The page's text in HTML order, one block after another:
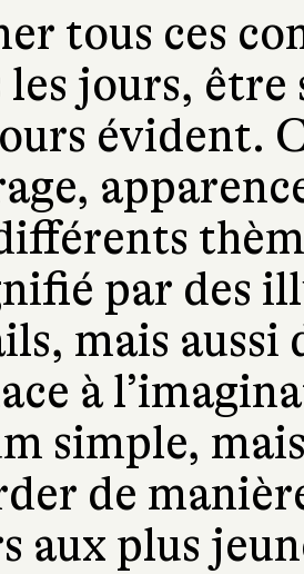
tous ces
jours, être
évident.
par des
mais aussi
à
simple,
de
aux plus